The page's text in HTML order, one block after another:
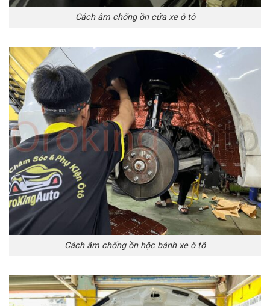
Cách âm chống ồn cửa xe ô tô
Cách âm chống ồn hộc bánh xe ô tô